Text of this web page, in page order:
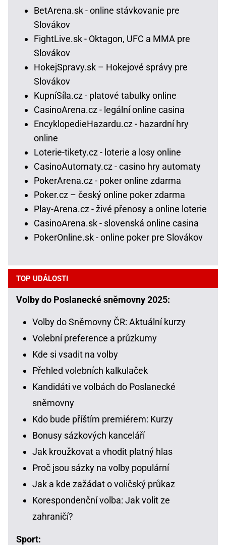
BetArena.sk - online stávkovanie pre
Slovákov
FightLive.sk - Oktagon, UFC a MMA pre
Slovákov
HokejSpravy.sk – Hokejové správy pre
Slovákov
KupníSíla.cz - platové tabulky online
CasinoArena.cz - legální online casina
EncyklopedieHazardu.cz - hazardní hry
online
Loterie-tikety.cz - loterie a losy online
CasinoAutomaty.cz - casino hry automaty
PokerArena.cz - poker online zdarma
Poker.cz – český online poker zdarma
Play-Arena.cz - živé přenosy a online loterie
CasinoArena.sk - slovenská online casina
PokerOnline.sk - online poker pre Slovákov
TOP UDÁLOSTI
Volby do Poslanecké sněmovny 2025:
Volby do Sněmovny ČR: Aktuální kurzy
Volební preference a průzkumy
Kde si vsadit na volby
Přehled volebních kalkulaček
Kandidáti ve volbách do Poslanecké
sněmovny
Kdo bude příštím premiérem: Kurzy
Bonusy sázkových kanceláří
Jak kroužkovat a vhodit platný hlas
Proč jsou sázky na volby populární
Jak a kde zažádat o voličský průkaz
Korespondenční volba: Jak volit ze
zahraničí?
Sport: